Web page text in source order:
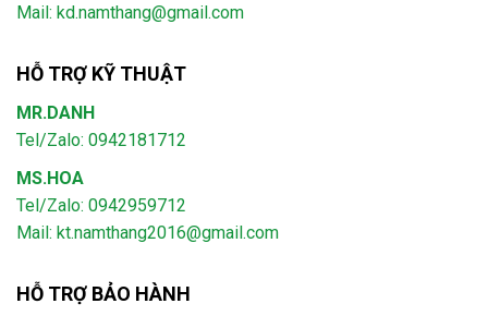
Mail: kd.namthang@gmail.com
HỖ TRỢ KỸ THUẬT
MR.DANH
Tel/Zalo: 0942181712
MS.HOA
Tel/Zalo: 0942959712
Mail: kt.namthang2016@gmail.com
HỖ TRỢ BẢO HÀNH